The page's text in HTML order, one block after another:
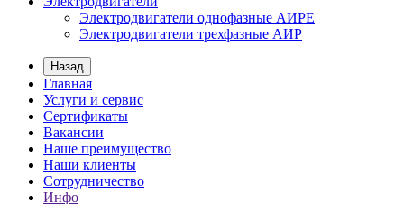
Электродвигатели однофазные АИРЕ
Электродвигатели трехфазные АИР
Назад
Главная
Услуги и сервис
Сертификаты
Вакансии
Наше преимущество
Наши клиенты
Сотрудничество
Инфо